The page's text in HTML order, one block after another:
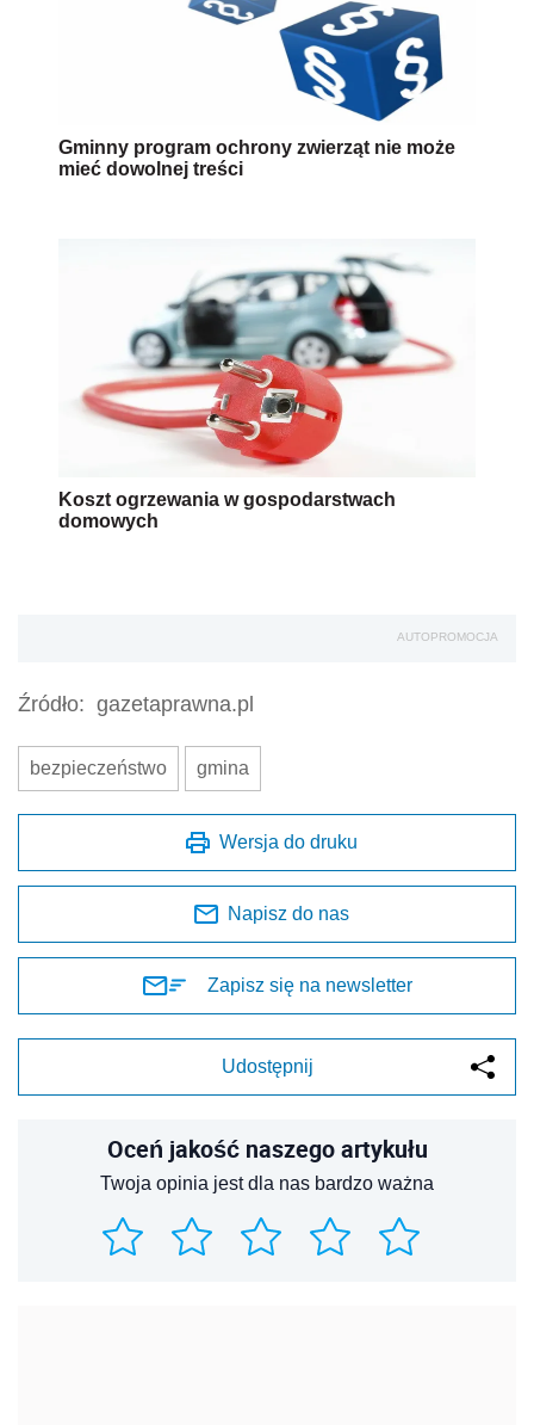
Gminny program ochrony zwierząt nie może
mieć dowolnej treści
Koszt ogrzewania w gospodarstwach
domowych
AUTOPROMOCJA
Źródło: gazetaprawna.pl
bezpieczeństwo gmina
Wersja do druku
Napisz do nas
Zapisz się na newsletter
Udostępnij
Oceń jakość naszego artykułu
Twoja opinia jest dla nas bardzo ważna